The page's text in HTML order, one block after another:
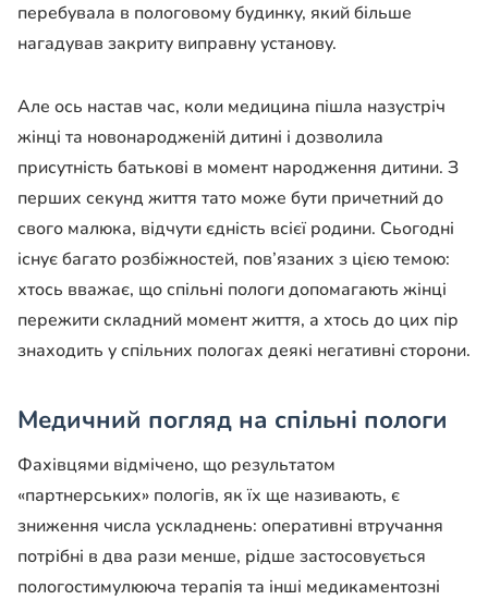
перебувала в пологовому будинку, який більше
нагадував закриту виправну установу.
Але ось настав час, коли медицина пішла назустріч
жінці та новонародженій дитині і дозволила
присутність батькові в момент народження дитини. З
перших секунд життя тато може бути причетний до
свого малюка, відчути єдність всієї родини. Сьогодні
існує багато розбіжностей, пов’язаних з цією темою:
хтось вважає, що спільні пологи допомагають жінці
пережити складний момент життя, а хтось до цих пір
знаходить у спільних пологах деякі негативні сторони.
Медичний погляд на спільні пологи
Фахівцями відмічено, що результатом
«партнерських» пологів, як їх ще називають, є
зниження числа ускладнень: оперативні втручання
потрібні в два рази менше, рідше застосовується
пологостимулююча терапія та інші медикаментозні